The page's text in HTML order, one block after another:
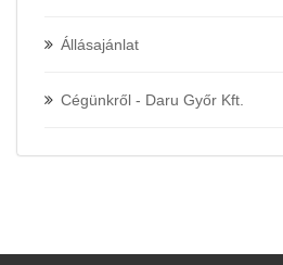
Állásajánlat
Cégünkről - Daru Győr Kft.